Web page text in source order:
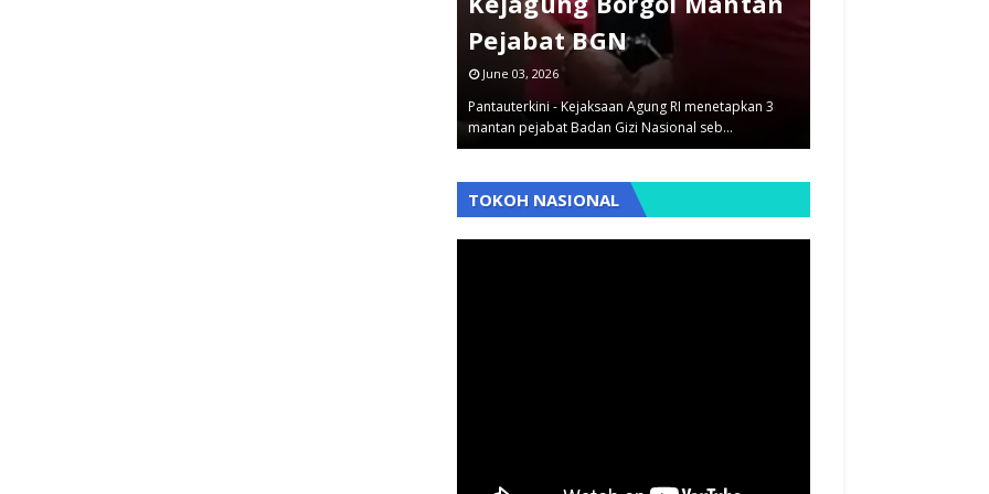
Pejabat BGN
June 03, 2026
Pantauterkini - Kejaksaan Agung RI menetapkan 3
mantan pejabat Badan Gizi Nasional seb…
TOKOH NASIONAL